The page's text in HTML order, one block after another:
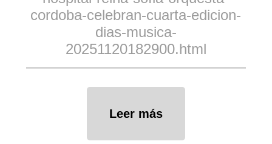
cordoba-celebran-cuarta-edicion-
dias-musica-
20251120182900.html
Leer más